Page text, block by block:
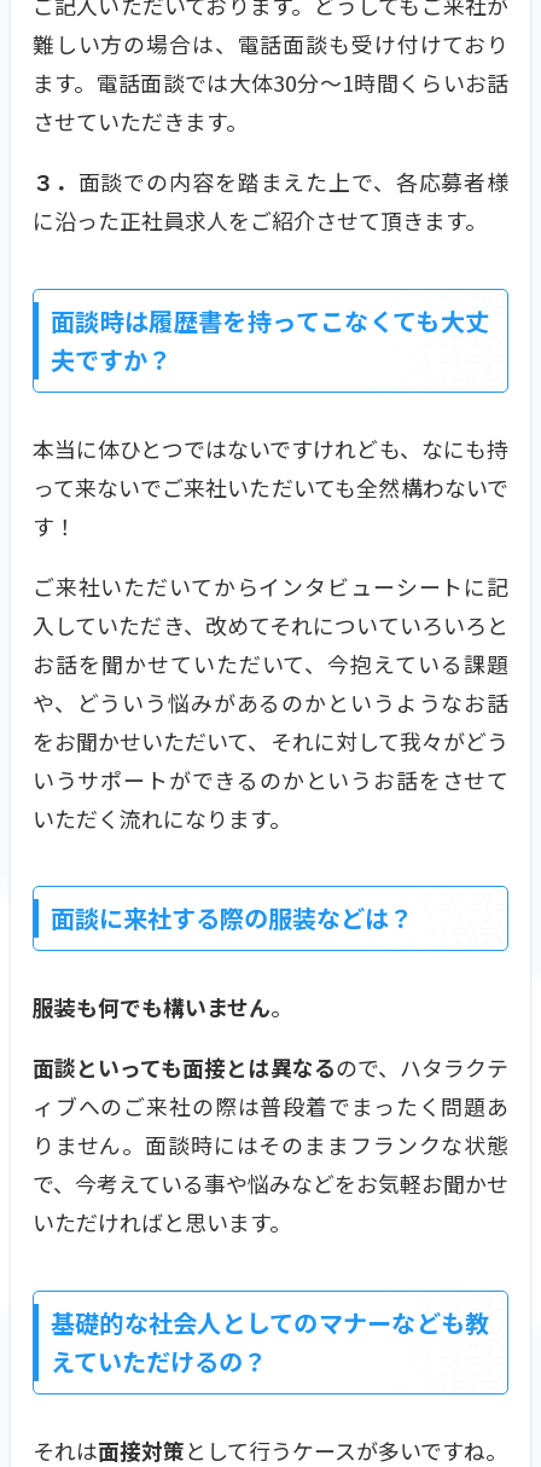
難しい方の場合は、電話面談も受け付けており
ます。電話面談では大体30分～1時間くらいお話
させていただきます。
３． 面談での内容を踏まえた上で、各応募者様
に沿った正社員求人をご紹介させて頂きます。
面談時は履歴書を持ってこなくても大丈
夫ですか？
本当に体ひとつではないですけれども、なにも持
って来ないでご来社いただいても全然構わないで
す！
ご来社いただいてからインタビューシートに記
入していただき、改めてそれについていろいろと
お話を聞かせていただいて、今抱えている課題
や、どういう悩みがあるのかというようなお話
をお聞かせいただいて、それに対して我々がどう
いうサポートができるのかというお話をさせて
いただく流れになります。
面談に来社する際の服装などは？
服装も何でも構いません。
面談といっても面接とは異なるので、ハタラクテ
ィブへのご来社の際は普段着でまったく問題あ
りません。面談時にはそのままフランクな状態
で、今考えている事や悩みなどをお気軽お聞かせ
いただければと思います。
基礎的な社会人としてのマナーなども教
えていただけるの？
それは面接対策として行うケースが多いですね。